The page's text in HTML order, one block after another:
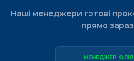
Наші менеджери готові
прямо
МЕНЕДЖЕР ЮЛІЯ